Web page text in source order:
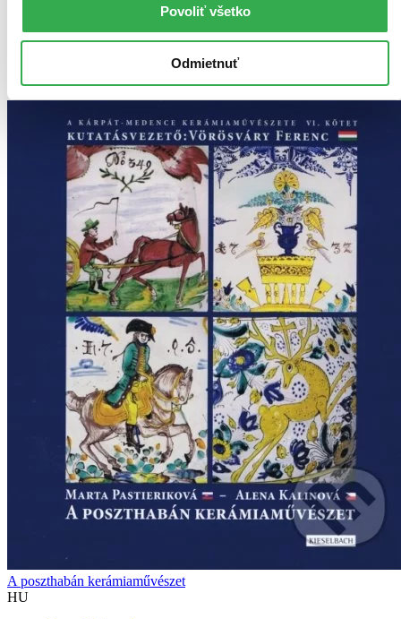
Povoliť všetko
Odmietnuť
vám ho vieme zabezpečiť a odoslať do 3 – 4 dní. A
posnažíme sa aj trochu rýchlejšie!
A poszthabán kerámiaművészet
HU